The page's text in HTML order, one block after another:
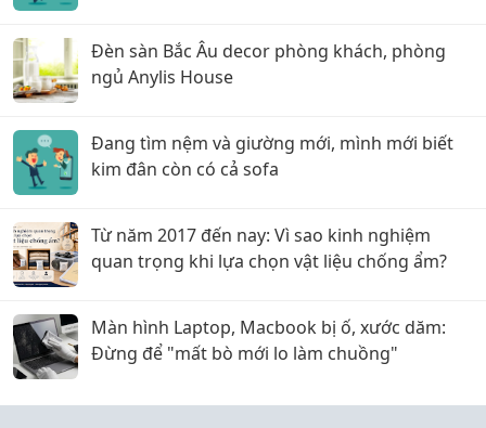
Đèn sàn Bắc Âu decor phòng khách, phòng
ngủ Anylis House
Đang tìm nệm và giường mới, mình mới biết
kim đân còn có cả sofa
Từ năm 2017 đến nay: Vì sao kinh nghiệm
quan trọng khi lựa chọn vật liệu chống ẩm?
Màn hình Laptop, Macbook bị ố, xước dăm:
Đừng để "mất bò mới lo làm chuồng"